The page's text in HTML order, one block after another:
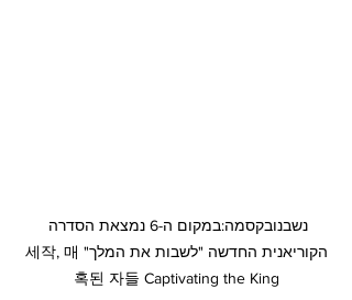
נשבנובקסמה:במקום ה-6 נמצאת הסדרה
הקוריאנית החדשה "לשבות את המלך" 세작, 매
혹된 자들 Captivating the King